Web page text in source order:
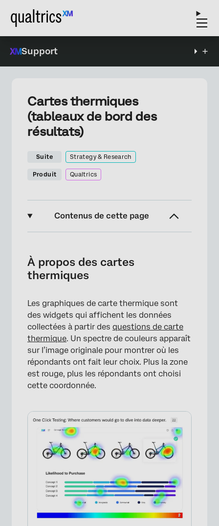
Support
Cartes thermiques
(tableaux de bord des
résultats)
Suite Strategy & Research
Produit Qualtrics
Contenus de cette page
Les cartes thermiques dans les tableaux de
bord des résultats
l’héritage
FAQs
À propos des cartes
thermiques
Les graphiques de carte thermique sont
des widgets qui affichent les données
collectées à partir des questions de carte
thermique. Un spectre de couleurs apparaît
sur l’image originale pour montrer où les
répondants ont fait leur choix. Plus la zone
est rouge, plus les répondants ont choisi
cette coordonnée.